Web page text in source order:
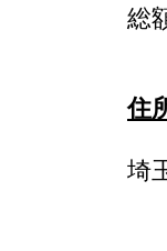
総
住
埼